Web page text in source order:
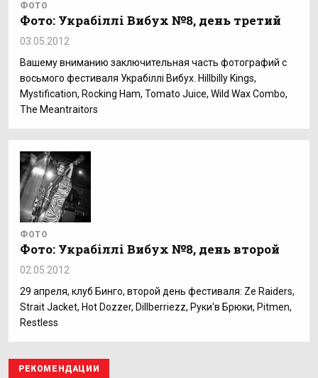
ФОТО
Фото: Украбіллі Вибух №8, день третий
03.05.2012
Вашему вниманию заключительная часть фотографий с
восьмого фестиваля Украбіллі Вибух. Hillbilly Kings,
Mystification, Rocking Ham, Tomato Juice, Wild Wax Combo,
The Meantraitors
ФОТО
Фото: Украбіллі Вибух №8, день второй
02.05.2012
29 апреля, клуб Бинго, второй день фестиваля: Ze Raiders,
Strait Jacket, Hot Dozzer, Dillberriezz, Руки'в Брюки, Pitmen,
Restless
РЕКОМЕНДАЦИИ